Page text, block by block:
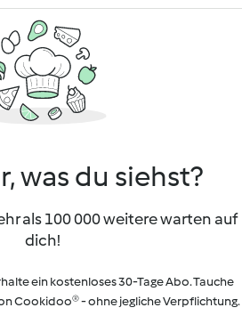
was du siehst?
als 100 000 weitere warten auf
dich!
ein kostenloses 30-Tage Abo. Tauche
Cookidoo® - ohne jegliche Verpflichtung.